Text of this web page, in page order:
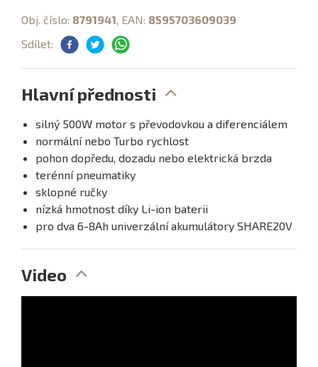
Obj. číslo: 8791941, EAN: 8595703609039
Sdílet:
Hlavní přednosti
silný 500W motor s převodovkou a diferenciálem
normální nebo Turbo rychlost
pohon dopředu, dozadu nebo elektrická brzda
terénní pneumatiky
sklopné ručky
nízká hmotnost díky Li-ion baterii
pro dva 6-8Ah univerzální akumulátory SHARE20V
Video